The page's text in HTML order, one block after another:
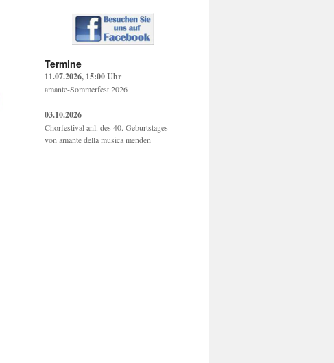
Termine
11.07.2026, 15:00 Uhr
amante-Sommerfest 2026
03.10.2026
Chorfestival anl. des 40. Geburtstages
von amante della musica menden